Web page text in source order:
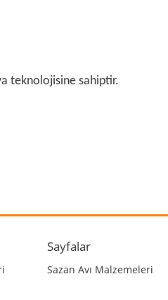
teknolojisine sahiptir.
Sayfalar
Sazan Avı Malzemeleri